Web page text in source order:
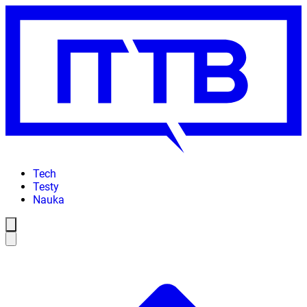
Tech
Testy
Nauka